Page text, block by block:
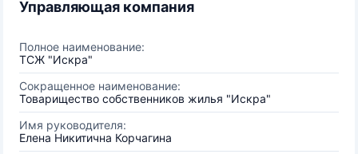
Управляющая компания
Полное наименование:
ТСЖ "Искра"
Сокращенное наименование:
Товарищество собственников жилья "Искра"
Имя руководителя:
Елена Никитична Корчагина